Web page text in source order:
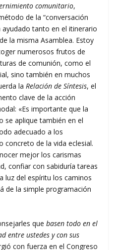
comunitario,
de la “conversación
ayudado tanto en el itinerario
la misma Asamblea. Estoy
numerosos frutos de
de comunión, como el
sino también en muchos
laRelación de Síntesis, el
clave de la acción
«Es importante que la
se aplique también en el
adecuado a los
concreto de la vida eclesial.
mejor los carismas
confiar con sabiduría tareas
luz del espíritu los caminos
de la simple programación
quebasen todo en el
entre ustedes y con sus
con fuerza en el Congreso